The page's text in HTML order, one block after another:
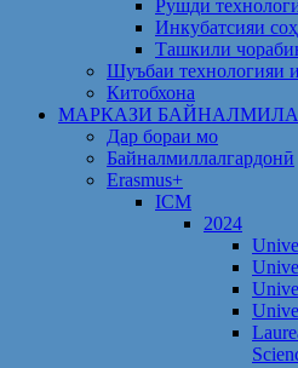
Рушди
Инкубатсияи
Ташкили
Шуъбаи технологияи
Китобхона
МАРКАЗИ
Дар бораи мо
Байналмиллалгардонӣ
Erasmus+
ICM
2024